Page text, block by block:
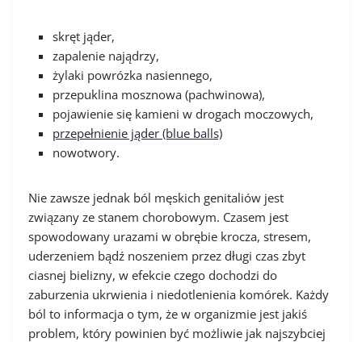
skręt jąder,
zapalenie najądrzy,
żylaki powrózka nasiennego,
przepuklina mosznowa (pachwinowa),
pojawienie się kamieni w drogach moczowych,
przepełnienie jąder (blue balls)
nowotwory.
Nie zawsze jednak ból męskich genitaliów jest
związany ze stanem chorobowym. Czasem jest
spowodowany urazami w obrębie krocza, stresem,
uderzeniem bądź noszeniem przez długi czas zbyt
ciasnej bielizny, w efekcie czego dochodzi do
zaburzenia ukrwienia i niedotlenienia komórek. Każdy
ból to informacja o tym, że w organizmie jest jakiś
problem, który powinien być możliwie jak najszybciej